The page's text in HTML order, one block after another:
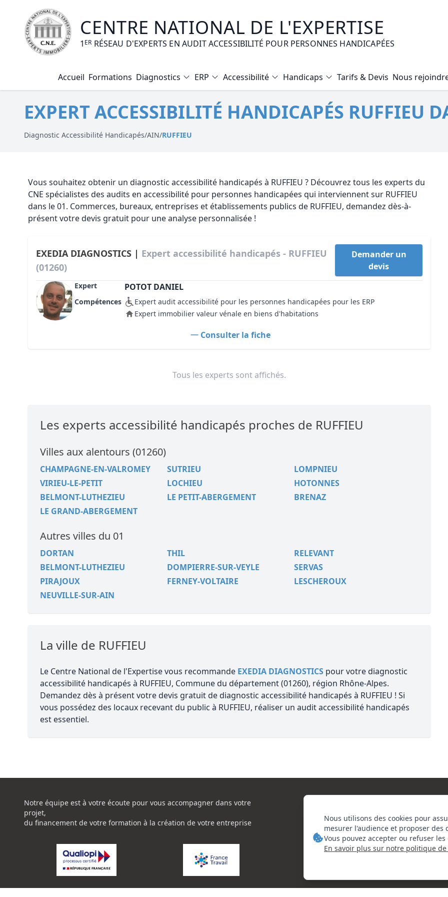
CENTRE NATIONAL DE L'EXPERTISE
1 ER RÉSEAU D'EXPERTS EN AUDIT ACCESSIBILITÉ POUR PERSONNES HANDICAPÉES
Accueil Formations Diagnostics
Diagnostic Electrique
Diagnostic Gaz
Diagnostic Plomb
Certificat d’Habitabilité
ERP Accessibilité Handicaps Tarifs & Devis Nous
EXPERT ACCESSIBILITÉ HANDICAPÉS RUFFIEU
Diagnostic Accessibilité Handicapés/AIN/RUFFIEU
Vous souhaitez obtenir un diagnostic accessibilité handicapés à RUFFIEU ? Découvrez tous les experts du
CNE spécialistes des audits en accessibilité pour personnes handicapées qui interviennent sur RUFFIEU
dans le 01. Commerces, bureaux, entreprises et établissements publics de RUFFIEU, demandez dès-à-
présent votre devis gratuit pour une analyse personnalisée !
EXEDIA DIAGNOSTICS | Expert accessibilité handicapés - RUFFIEU
(01260)
Demander un
devis
Expert POTOT DANIEL
Compétences
Expert audit accessibilité pour les personnes handicapées pour les ERP
Expert immobilier valeur vénale en biens d'habitations
Consulter la fiche
Tous les experts sont affichés.
Les experts accessibilité handicapés proches de RUFFIEU
Villes aux alentours (01260)
CHAMPAGNE-EN-VALROMEY SUTRIEU
LOMPNIEU
VIRIEU-LE-PETIT
LOCHIEU
HOTONNES
BELMONT-LUTHEZIEU
LE PETIT-ABERGEMENT
BRENAZ
LE GRAND-ABERGEMENT
Autres villes du 01
DORTAN THIL
RELEVANT
BELMONT-LUTHEZIEU
DOMPIERRE-SUR-VEYLE
SERVAS
PIRAJOUX
FERNEY-VOLTAIRE
LESCHEROUX
NEUVILLE-SUR-AIN
La ville de RUFFIEU
Le Centre National de l'Expertise vous recommande EXEDIA DIAGNOSTICS pour votre diagnostic
accessibilité handicapés à RUFFIEU, Commune du département (01260), région Rhône-Alpes.
Demandez dès à présent votre devis gratuit de diagnostic accessibilité handicapés à RUFFIEU ! Si
vous possédez des locaux recevant du public à RUFFIEU, réaliser un audit accessibilité handicapés
est essentiel.
Nous utilisons des cookies pour
mesurer l'audience et proposer des
Vous pouvez accepter ou refuser
En savoir plus sur notre politique
Notre équipe est à votre écoute pour vous accompagner dans votre
projet,
du financement de votre formation à la création de votre entreprise